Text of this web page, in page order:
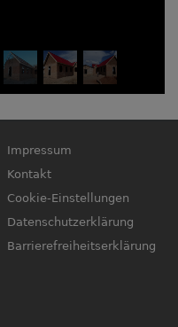
Fußbereichsmenü
Impressum
Kontakt
Cookie-Einstellungen
Datenschutzerklärung
Barrierefreiheitserklärung